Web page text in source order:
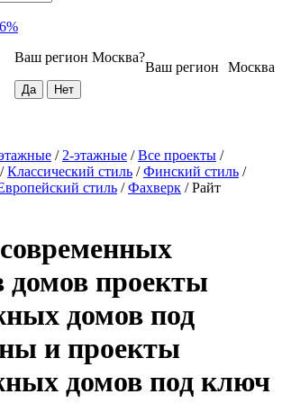
Москва
Ваш регион
Ваш регион Москва?
/ 2-этажные /Все проекты /
/Классический стиль /Финский стиль /
стиль /Фахверк /Райт
домов проекты
домов под
и проекты
домов под ключ